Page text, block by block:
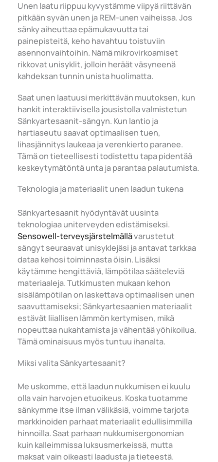
Unen laatu riippuu kyvystämme viipyä riittävän
pitkään syvän unen ja REM-unen vaiheissa. Jos
sänky aiheuttaa epämukavuutta tai
painepisteitä, keho havahtuu toistuviin
asennonvaihtoihin. Nämä mikrovirkoamiset
rikkovat unisyklit, jolloin heräät väsyneenä
kahdeksan tunnin unista huolimatta.
Saat unen laatuusi merkittävän muutoksen, kun
hankit interaktiivisella jousistolla valmistetun
Sänkyartesaanit-sängyn. Kun lantio ja
hartiaseutu saavat optimaalisen tuen,
lihasjännitys laukeaa ja verenkierto paranee.
Tämä on tieteellisesti todistettu tapa pidentää
keskeytymätöntä unta ja parantaa palautumista.
Teknologia ja materiaalit unen laadun tukena
Sänkyartesaanit hyödyntävät uusinta
teknologiaa uniterveyden edistämiseksi.
Sensowell-terveysjärstelmällävarustetut
sängyt seuraavat unisyklejäsi ja antavat tarkkaa
dataa kehosi toiminnasta öisin. Lisäksi
käytämme hengittäviä, lämpötilaa sääteleviä
materiaaleja. Tutkimusten mukaan kehon
sisälämpötilan on laskettava optimaalisen unen
saavuttamiseksi; Sänkyartesaanien materiaalit
estävät liiallisen lämmön kertymisen, mikä
nopeuttaa nukahtamista ja vähentää yöhikoilua.
Tämä ominaisuus myös tuntuu ihanalta.
Miksi valita Sänkyartesaanit?
Me uskomme, että laadun nukkumisen ei kuulu
olla vain harvojen etuoikeus. Koska tuotamme
sänkymme itse ilman välikäsiä, voimme tarjota
markkinoiden parhaat materiaalit edullisimmilla
hinnoilla. Saat parhaan nukkumisergonomian
kuin kalleimmissa luksusmerkeissä, mutta
maksat vain oikeasti laadusta ja tieteestä.